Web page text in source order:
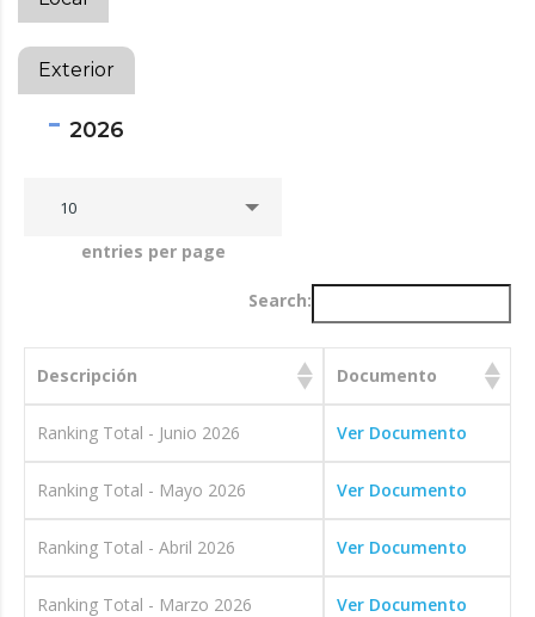
Exterior
2026
10
entries per page
Search:
Descripción Documento
Ranking Total - Junio 2026 Ver Documento
Ranking Total - Mayo 2026 Ver Documento
Ranking Total - Abril 2026 Ver Documento
Ranking Total - Marzo 2026 Ver Documento